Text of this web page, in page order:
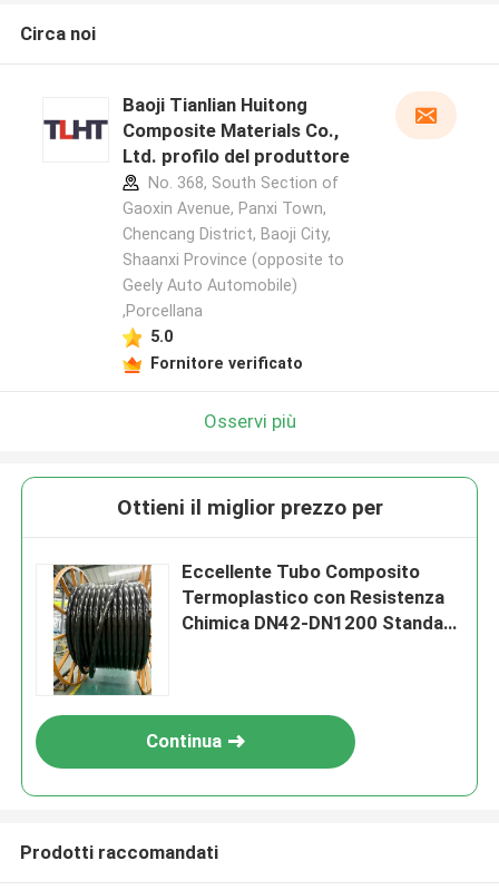
Circa noi
Baoji Tianlian Huitong
Composite Materials Co.,
Ltd. profilo del produttore
No. 368, South Section of
Gaoxin Avenue, Panxi Town,
Chencang District, Baoji City,
Shaanxi Province (opposite to
Geely Auto Automobile)
,Porcellana
5.0
Fornitore verificato
Osservi più
Ottieni il miglior prezzo per
Eccellente Tubo Composito
Termoplastico con Resistenza
Chimica DN42-DN1200 Standard
Continua
Prodotti raccomandati